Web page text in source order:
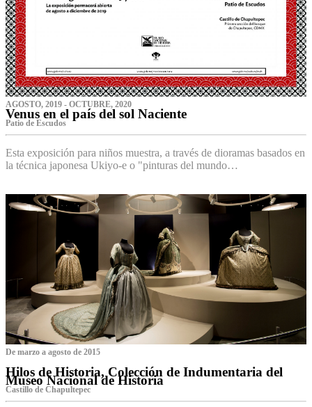
AGOSTO, 2019 - OCTUBRE, 2020
Venus en el país del sol Naciente
P‌atio de Escudos
Esta exposición para niños muestra, a través de dioramas basados en
la técnica japonesa Ukiyo-e o "pinturas del mundo…
De marzo a agosto de 2015
Hilos de Historia, Colección de Indumentaria del
Museo Nacional de Historia
Castillo de Chapultepec